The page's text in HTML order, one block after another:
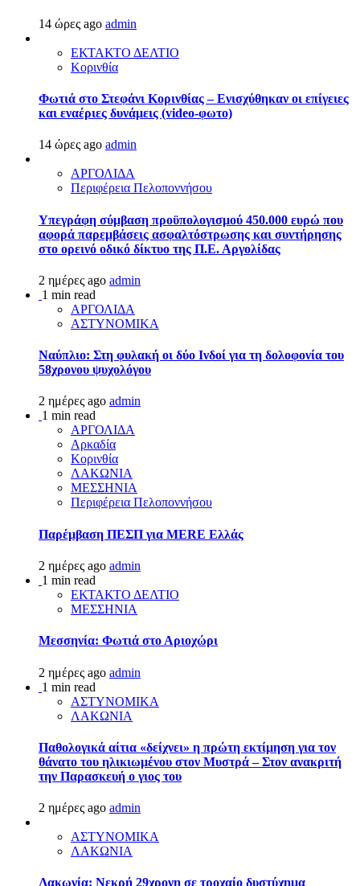
14 ώρες ago admin
ΕΚΤΑΚΤΟ ΔΕΛΤΙΟ
Κορινθία
Φωτιά στο Στεφάνι Κορινθίας – Ενισχύθηκαν οι επίγειες
και εναέριες δυνάμεις (video-φωτο)
14 ώρες ago admin
ΑΡΓΟΛΙΔΑ
Περιφέρεια Πελοποννήσου
Υπεγράφη σύμβαση προϋπολογισμού 450.000 ευρώ που
αφορά παρεμβάσεις ασφαλτόστρωσης και συντήρησης
στο ορεινό οδικό δίκτυο της Π.Ε. Αργολίδας
2 ημέρες ago admin
1 min read
ΑΡΓΟΛΙΔΑ
ΑΣΤΥΝΟΜΙΚΑ
Ναύπλιο: Στη φυλακή οι δύο Ινδοί για τη δολοφονία του
58χρονου ψυχολόγου
2 ημέρες ago admin
1 min read
ΑΡΓΟΛΙΔΑ
Αρκαδία
Κορινθία
ΛΑΚΩΝΙΑ
ΜΕΣΣΗΝΙΑ
Περιφέρεια Πελοποννήσου
Παρέμβαση ΠΕΣΠ για MERE Ελλάς
2 ημέρες ago admin
1 min read
ΕΚΤΑΚΤΟ ΔΕΛΤΙΟ
ΜΕΣΣΗΝΙΑ
Μεσσηνία: Φωτιά στο Αριοχώρι
2 ημέρες ago admin
1 min read
ΑΣΤΥΝΟΜΙΚΑ
ΛΑΚΩΝΙΑ
Παθολογικά αίτια «δείχνει» η πρώτη εκτίμηση για τον
θάνατο του ηλικιωμένου στον Μυστρά – Στον ανακριτή
την Παρασκευή ο γιος του
2 ημέρες ago admin
ΑΣΤΥΝΟΜΙΚΑ
ΛΑΚΩΝΙΑ
Λακωνία: Νεκρή 29χρονη σε τροχαίο δυστύχημα